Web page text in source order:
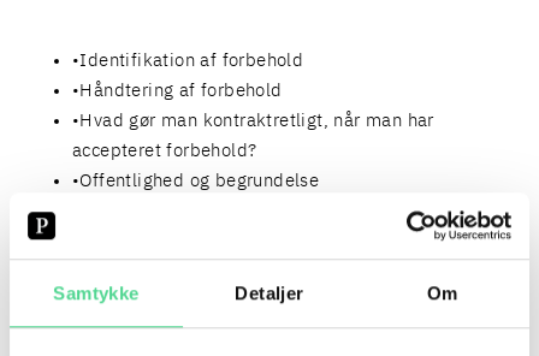
Samtykke Detaljer Om
Identifikation af forbehold
Håndtering af forbehold
Hvad gør man kontraktretligt, når man har
accepteret forbehold?
Offentlighed og begrundelse
TILMELD DIG GRUPPEN FORUM FOR KONTRAKTER